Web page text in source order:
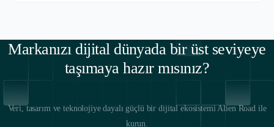
Markanızı dijital dünyada bir üst seviyeye
taşımaya hazır mısınız?
Veri, tasarım ve teknolojiye dayalı güçlü bir dijital ekosistemi Alien Road ile
kurun.